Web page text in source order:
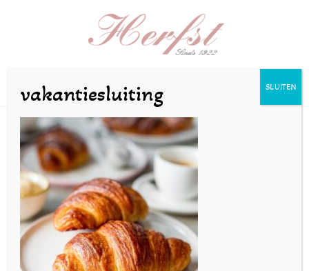
Screenshot
doorbakkerijherfst|dec 16, 2025
vakantiesluiting SLUITEN